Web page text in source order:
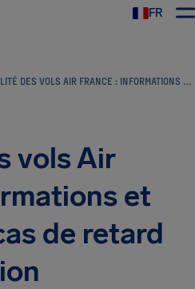
FR
ACTUALITÉ DES VOLS AIR FRANCE : INFORMATIONS ET CONSEILS EN CAS DE RETARD OU D’ANNULATION
vols Air
et
de retard